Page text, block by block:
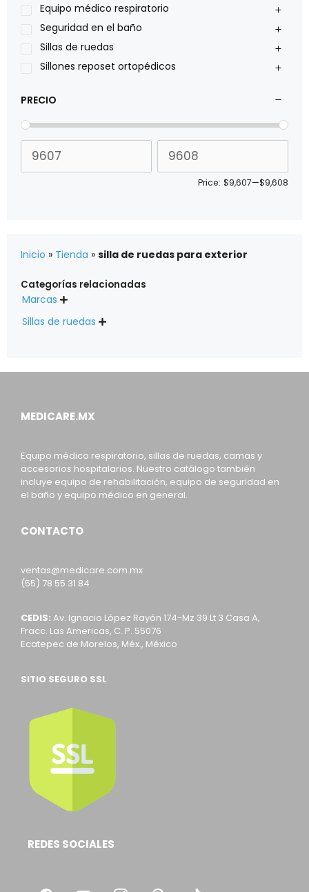
Sillas de ruedas Everest Jennings
Stealth products
Xiehe Medical
Equipo médico respiratorio
Seguridad en el baño
Sillas de ruedas
Sillones reposet ortopédicos
PRECIO
Price: $9,607—$9,608
Inicio » Tienda » silla de ruedas para exterior
Categorías relacionadas
Marcas 
Sillas de ruedas 
MEDICARE.MX
Equipo médico respiratorio, sillas de ruedas, camas y
accesorios hospitalarios. Nuestro catálogo también
incluye equipo de rehabilitación, equipo de seguridad en
el baño y equipo médico en general.
CONTACTO
ventas@medicare.com.mx
(55) 78 55 31 84
CEDIS: Av. Ignacio López Rayón 174-Mz 39 Lt 3 Casa A,
Fracc. Las Americas, C. P. 55076
Ecatepec de Morelos, Méx., México
SITIO SEGURO SSL
REDES SOCIALES